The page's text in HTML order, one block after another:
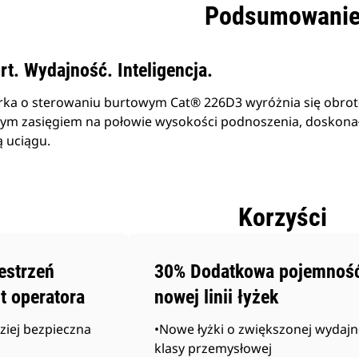
Wydajność. Inteligencja.
o sterowaniu burtowym Cat® 226D3 wyróżnia się
zasięgiem na połowie wysokości podnoszenia,
uciągu.
Korzyści
operatora
bezpieczna
30% Dodatkowa
nowej linii łyżek
•Nowe łyżki o zwiększonej
klasy przemysłowej